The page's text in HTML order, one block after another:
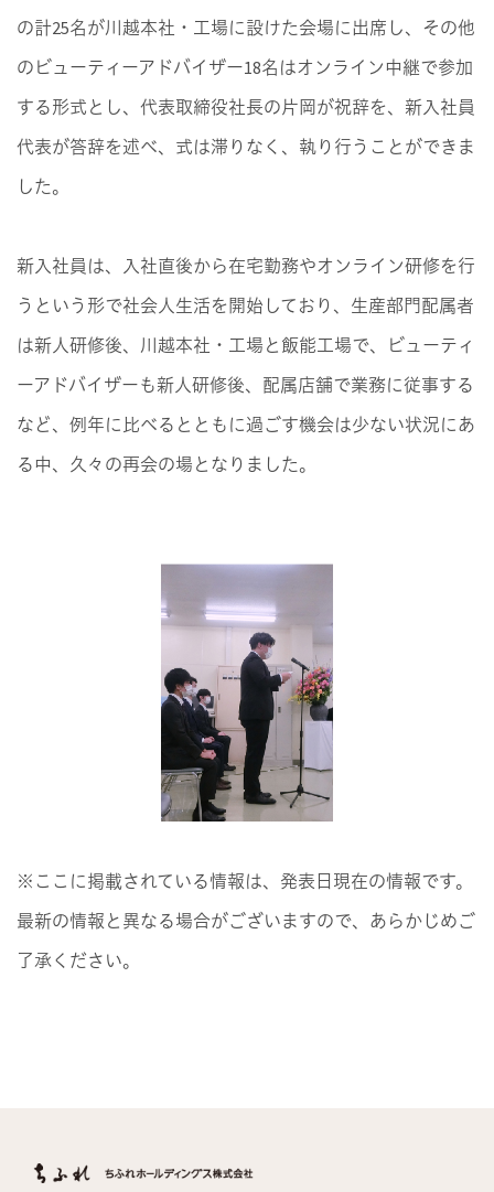
の計25名が川越本社・工場に設けた会場に出席し、その他
のビューティーアドバイザー18名はオンライン中継で参加
する形式とし、代表取締役社長の片岡が祝辞を、新入社員
代表が答辞を述べ、式は滞りなく、執り行うことができま
した。
新入社員は、入社直後から在宅勤務やオンライン研修を行
うという形で社会人生活を開始しており、生産部門配属者
は新人研修後、川越本社・工場と飯能工場で、ビューティ
ーアドバイザーも新人研修後、配属店舗で業務に従事する
など、例年に比べるとともに過ごす機会は少ない状況にあ
る中、久々の再会の場となりました。
※ここに掲載されている情報は、発表日現在の情報です。
最新の情報と異なる場合がございますので、あらかじめご
了承ください。